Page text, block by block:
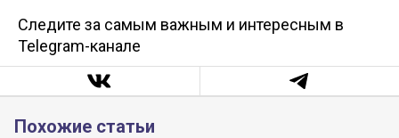
Следите за самым важным и интересным в
Telegram-канале
Похожие статьи